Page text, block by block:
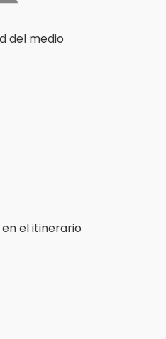
del medio
el itinerario